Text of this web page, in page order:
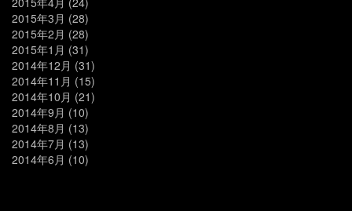
2015年3月 (28)
2015年2月 (28)
2015年1月 (31)
2014年12月 (31)
2014年11月 (15)
2014年10月 (21)
2014年9月 (10)
2014年8月 (13)
2014年7月 (13)
2014年6月 (10)